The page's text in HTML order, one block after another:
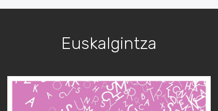
Euskalgintza